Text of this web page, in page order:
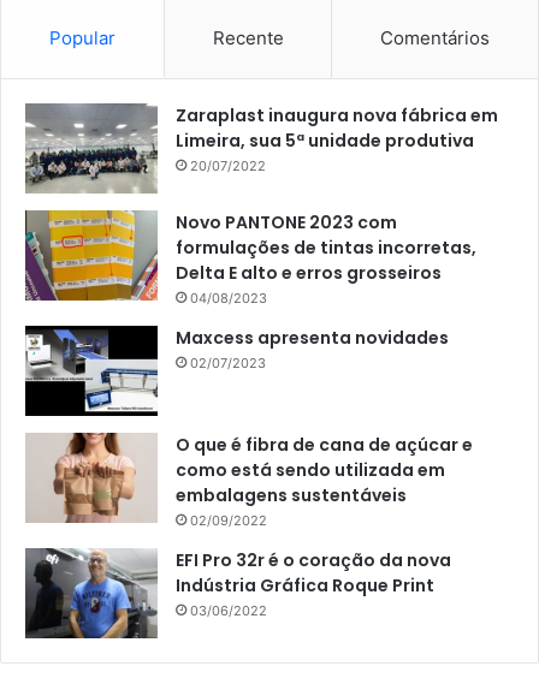
Popular Recente Comentários
Zaraplast inaugura nova fábrica em
Limeira, sua 5ª unidade produtiva
20/07/2022
Novo PANTONE 2023 com
formulações de tintas incorretas,
Delta E alto e erros grosseiros
04/08/2023
Maxcess apresenta novidades
02/07/2023
O que é fibra de cana de açúcar e
como está sendo utilizada em
embalagens sustentáveis
02/09/2022
EFI Pro 32r é o coração da nova
Indústria Gráfica Roque Print
03/06/2022